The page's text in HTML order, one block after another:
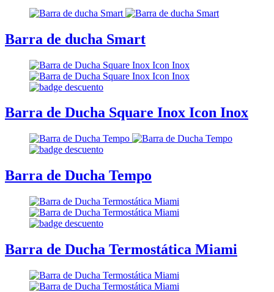
Barra de ducha Smart
Barra de Ducha Square Inox Icon Inox
Barra de Ducha Tempo
Barra de Ducha Termostática Miami